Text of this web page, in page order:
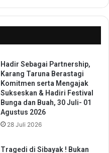
Hadir Sebagai Partnership,
Karang Taruna Berastagi
Komitmen serta Mengajak
Sukseskan & Hadiri Festival
Bunga dan Buah, 30 Juli- 01
Agustus 2026
28 Juli 2026
Tragedi di Sibayak ! Bukan